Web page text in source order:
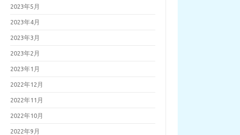
2023年5月
2023年4月
2023年3月
2023年2月
2023年1月
2022年12月
2022年11月
2022年10月
2022年9月